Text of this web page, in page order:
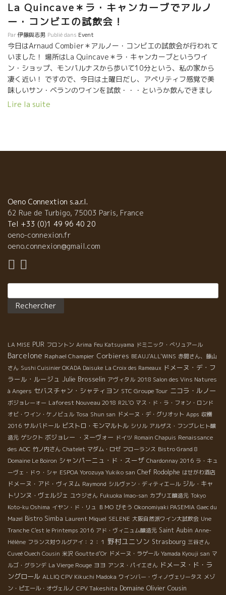
手に変身！ そんなアルノーの醸造所は・・・今ちょうどリニュー
アル中。 去年まではこの醸造所がまだ出来上がっていなく、他人
のカーブを借りながらワインを造っていました。そして２０１０
年からは、この新たな場所でワイン造りを！ 写真は無いのです
が、その代わり、熟成しているカーブをご覧下さい。 ここも、去
年綺麗に創り上げ、今では2010年の白ワインが眠っていま
す・・・ まだ発酵中のワイン・・・ アルノーは、そんな自分の
『赤ちゃん』をなるべく邪魔しないように、そっと、ゆっくり
かし湿気が凄い！ 壁には雫が沢山！ どう説明していいか分かりま
でエレガントなワインです！ Les Mandeliers＊レ・マンドゥリエ
飲めてしまいます！ 白ワインが苦手な人には是非お勧め！ 軽くて
エレガントなワインです！ La Barnaudière＊ラ・バルノディエー
ル2007 先ほどのワインに比べ、よりまろやか感が味わえます。
そして樹齢５０年以上の木から生るブドウは、ミネラル感タップ
リ。 ハチミツのようなトローっとした甘さと、ピーチや梨のフレ
イ・フィッセ これは美味しい！とても爽やかで柑橘類やお花のア
ロマが混ざり、とても複雑な香り。とにかく花畑！という感覚が
強いです！そして綺麗な酸味と、やはりハチミツのような甘さが
ています。やはりミネラルが強く、真っ直ぐな美味しさ。最後に
は、ちょっとした渋みと、洋ナシのアロマが印象的。 2009年ビン
テージ：は雹が畑を荒らしてしまったので、生産無しです・・・
2010年ビンテージ：香りが一瞬で広がり、とてもリッチなワイ
ン。前ビンテージに比べ、よりパワフルでボリューム感があり、
とにかくショッパイともいえるミネラル感が！このキュベだけ
が、今現在ＳＯ2無しでの醸造･熟成。初めてＳＯ2無しでのワイン
の安定感を保てました！これも、長年の研究と、健全なブドウの
使用の結果です！ 彼のワインのように、アルノーはとても純粋で
優しく、流れる時間を大切にする平和主義者。 私の一押しの生産
者です。 彼曰く、『畑を取り囲む自然環境を守ることが大事。そ
うすると健全できれいなブドウが収穫出来る。となると、自然に
良いワインが出来上がる。綺麗なブドウとは、収穫量を抑え、成
熟のバランスがしっかりと取れているブドウだと僕は思うん
だ。』 初ヴィンテージから早10年。 彼のワインは毎年レベル・ア
ップしています。 これから数年後、彼は一体どんな新しいワイン
を造り、どんな偉大な醸造家へと変身しているんだろ
う・・・？！ 期待溢れるアルノー。彼のワインを是非楽しんで下
さい！ Arnaud Combier ＊アルノー・コンビエのワインについて
のお問い合わせは、こちらまでお願いします： 大園様 Tl : 03-
5565-5884 Fx : 03-5565-5886 MAIL : oeno-j@sta.att.ne.jp
La Quincave＊ラ・キャンカーブでアルノ
ー・コンビエの試飲会！
Par伊藤與志男 Publié dans Event
今日はArnaud Combier＊アルノー・コンビエの試飲会が行われて
いました！ 場所はLa Quincave＊ラ・キャンカーブというワイ
ン・ショップ、モンパルナスから歩いて10分という、私の家から
凄く近い！ ですので、今日は土曜日だし、アペリティフ感覚で美
味しいサン・ベランのワインを試飲・・・というか飲んできまし
た～！ 着いたときには、おばあちゃんが『このワイン美味しい
嬉しいニュースが！祖祖父が購入して栽培していた畑が再び戻っ
てきたのです！アルノーはまだ25歳。しかしワインに対する思い
は人一番強かった彼は、ドメーヌを引き取り、全てをビオ栽培に
変え、なるべくナチュラルなワイン造りを開始したのです！ そん
な彼のワインはとにかくピュアでフレッシュで真っ直ぐな味！白
と出てきちゃいそう・・・！ Les Mandaliers 2007＊レ・マンダ
ィエールは、はちみつのような甘さとトロミ感が食欲をそそりま
す！ La Goutte du Charme 2005＊ラ・グット・ド・シャルムは
きました！ Pouilly Fuissé 2008＊プイイ・フィッセです！これ
は美味しい！とても爽やかで柑橘類やお花のアロマが混ざり、と
ても複雑な香り。とにかく花畑！という感覚が強いです！そして
綺麗な酸味とはちみつのような甘さが口の中で長～く残る絶品で
す！ アルノーは、自分のワインのようにとても純粋で優しいお兄
ちゃんのような人です。 彼曰く、『畑を取り囲む自然環境を守る
ことが大事。そうすると健全できれいなブドウが収穫出来る。と
なると、自然的に良いワインが出来上がるんだ。綺麗なブドウと
は、収穫量を抑え、成熟のバランスがしっかりと取れていること
だと僕は思うんだ。』 初ヴィンテージから早8年。彼の腕は徐々
に、しかし確実に上がっていっています。これから何十年後、ま
た新たに彼のワインを飲んで語り合うのが楽しみになるような、
期待溢れるワイン&醸造家です！ La Quincave Adress : 7 rue
Bréa – 75006 Paris Tel : 01 43 29 38 24 Métro : Vavin /
Montparnasse Site : www.quincave.com Arnaud Combierのワ
インについてのお問い合わせは、竹下までお願いします： Tl :
03-5565-5880 Fx : 03-5565-5884 E-Mail：
passion@basil.ocn.ne.jp 殆どのワインが自然派ワイン！見ている
だけで楽しくなってくる不思議なワイン・ショップです。 店員さ
んもとても優しく、アドバイスはもちろん、試飲までさせてくれ
ちゃう気前のいい店です！ 私ももっともっと通ってみようかな
～！
Lire la suite
Oeno Connextion s.a.r.l.
62 Rue de Turbigo, 75003 Paris, France
Tel +33 (0)1 49 96 40 20
oeno-connexion.fr
oeno.connexion@gmail.com
LA MISE PUR フロントン Arima Feu Katsuyama ドミニック・べリュアール
Barcelone Raphael Champier Corbieres BEAUJ'ALL'WINS 赤間さん、藤山
さん Sushi Cuisinier OKADA Daisuke La Croix des Rameaux ドメーヌ・デ・フ
ラール・ルージュ Julie Brosselin アヴィタル 2018 Salon des Vins Natures
à Angers セバスチャン・シャティヨン STC Groupe Tour ニコラ・ルノー
ボジョレーォー Laforest Nouveau 2018 R2L'O マス・ド・ラ・フォン・ロンド
オビ・ワイン・ケノビュル Tosa Shun san ドメーヌ・デ・グリオット Apps 収穫
2016 サルバドール ビストロ・モンマルトル シリル アルザス・フンブレヒト醸
造元 ゲシクト ボジョレー ・ヌーヴォー ドイツ Romain Chapuis Renaissance
des AOC 竹ノ内さん Chatelet マダム・ロゼ フローランス Bistro Grand 8
Domaine Le Boiron シャンパーニュ・ド・スーザ Chardonnay 2016 ラ・キュ
ーヴェ・ドゥ・シャ ESPOA Yorozuya Yukiko san Chef Rodolphe はせがわ酒店
ドメーヌ・アド・ヴィヌム Raymond シルヴァン・ディティエール ジル・キャ
トリンヌ・ヴェルジェ ユウジさん Fukuoka Imao-san カプリエ醸造元 Tokyo
Koto-ku Oshima イヤン・ド・リュ ＢＭО びそう Okonomiyaki PASEMIA Gaec du
Mazel Bistro Simba Laurent Miquel SELENE 大阪自然派ワイン大試飲会 Une
Tranche C'est le Printemps 2016 アド・ヴィニュム醸造元 Saint Aubin Anne-
Hélène フランス対ウルグアイ：２：１ 野村ユニソン Strasbourg 三谷さん
Cuveé Ouech Cousin 米沢 Goutte d’Or ドメーヌ・ラゲール Yamada Kyouji san マ
ルゴ・グランデ La Vierge Rouge ヨヨ アンヌ・パイエさん ドメーヌ・ド・ラ
ングロール ALLIQ CPV Kikuchi Madoka ワインバー・ヴィノヴェリータス メゾ
ン・ピエール・オヴェルノ CPV Takeshita Domaine Olivier Cousin